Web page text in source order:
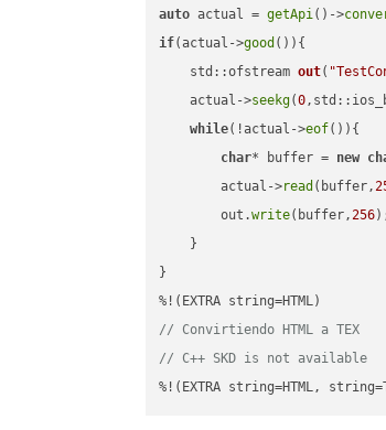
auto actual = getApi()->
if(actual->good ()){
std::ofstream out(
    actual->
seekg(0
while(!actual->eof()){
char* buffer = new
        actual->
read (buffer,
        out.
write(buffer,256
    }
}
// Convirtiendo HTML a TEX
// C++ SKD is not available
%!(EXTRA string=HTML,